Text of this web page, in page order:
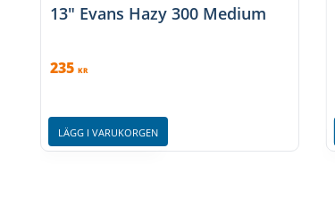
13" Evans Hazy 300 Medium
235 KR
LÄGG I VARUKORGEN